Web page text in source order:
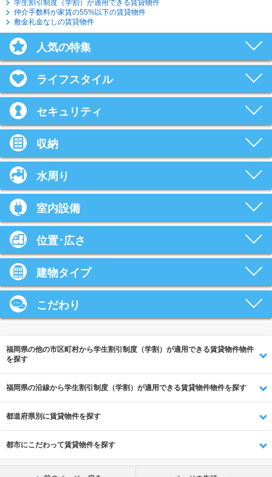
学生割引制度（学割）が適用できる賃貸物件
仲介手数料が家賃の55%以下の賃貸物件
敷金礼金なしの賃貸物件
人気の特集
ライフスタイル
セキュリティ
収納
水周り
室内設備
位置･広さ
建物タイプ
こだわり
福岡県の他の市区町村から学生割引制度（学割）が適用できる賃貸物件物件
を探す
福岡県の沿線から学生割引制度（学割）が適用できる賃貸物件物件を探す
都道府県別に賃貸物件を探す
都市にこだわって賃貸物件を探す